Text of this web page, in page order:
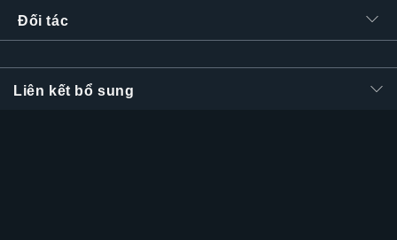
Đối tác
Liên kết bổ sung